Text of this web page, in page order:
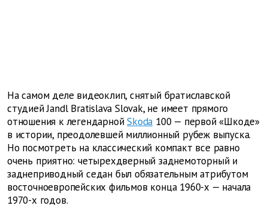
На самом деле видеоклип, снятый братиславской
студией Jandl Bratislava Slovak, не имеет прямого
отношения к легендарной Skoda 100 — первой «Шкоде»
в истории, преодолевшей миллионный рубеж выпуска.
Но посмотреть на классический компакт все равно
очень приятно: четырехдверный заднемоторный и
заднеприводный седан был обязательным атрибутом
восточноевропейских фильмов конца 1960-х — начала
1970-х годов.